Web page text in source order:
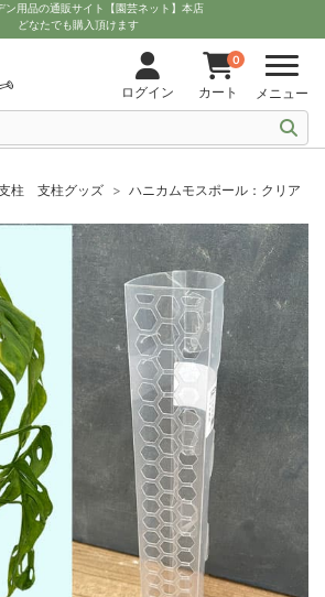
ン用品の通販サイト【園芸ネット】本店
どなたでも購入頂けます
ログイン
0
カート メニュー
柱 支柱グッズ ハニカムモスポール：クリア